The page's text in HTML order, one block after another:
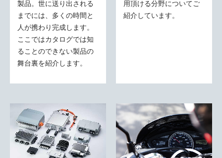
製品。世に送り出される
までには、多くの時間と
人が携わり完成します。
ここではカタログでは知
ることのできない製品の
舞台裏を紹介します。
用頂ける分野についてご
紹介しています。